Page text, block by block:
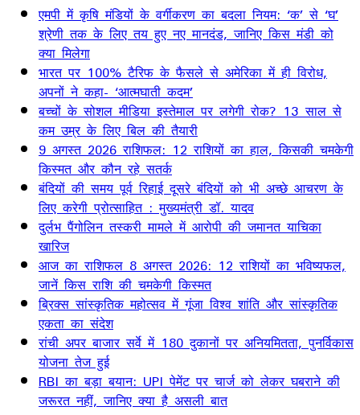
एमपी में कृषि मंडियों के वर्गीकरण का बदला नियम: ‘क’ से ‘घ’
श्रेणी तक के लिए तय हुए नए मानदंड, जानिए किस मंडी को
क्या मिलेगा
भारत पर 100% टैरिफ के फैसले से अमेरिका में ही विरोध,
अपनों ने कहा- ‘आत्मघाती कदम’
बच्चों के सोशल मीडिया इस्तेमाल पर लगेगी रोक? 13 साल से
कम उम्र के लिए बिल की तैयारी
9 अगस्त 2026 राशिफल: 12 राशियों का हाल, किसकी चमकेगी
किस्मत और कौन रहे सतर्क
बंदियों की समय पूर्व रिहाई दूसरे बंदियों को भी अच्छे आचरण के
लिए करेगी प्रोत्साहित : मुख्यमंत्री डॉ. यादव
दुर्लभ पैंगोलिन तस्करी मामले में आरोपी की जमानत याचिका
खारिज
आज का राशिफल 8 अगस्त 2026: 12 राशियों का भविष्यफल,
जानें किस राशि की चमकेगी किस्मत
ब्रिक्स सांस्कृतिक महोत्सव में गूंजा विश्व शांति और सांस्कृतिक
एकता का संदेश
रांची अपर बाजार सर्वे में 180 दुकानों पर अनियमितता, पुनर्विकास
योजना तेज हुई
RBI का बड़ा बयान: UPI पेमेंट पर चार्ज को लेकर घबराने की
जरूरत नहीं, जानिए क्या है असली बात